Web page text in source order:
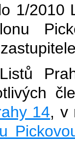
1/2010
14, v